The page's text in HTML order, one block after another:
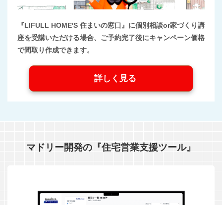
『LIFULL HOME'S 住まいの窓口』に個別相談or家づくり講
座を受講いただける場合、ご予約完了後にキャンペーン価格
で間取り作成できます。
詳しく見る
マドリー開発の『住宅営業支援ツール』